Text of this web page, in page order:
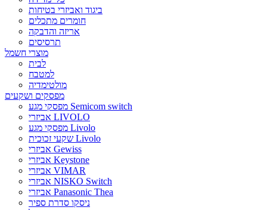
ביגוד ואביזרי בטיחות
חומרים מתכלים
אריזה והדבקה
תרסיסים
מוצרי חשמל
לבית
למטבח
מולטימדיה
מפסקים ושקעים
מפסקי מגע Semicom switch
אביזרי LIVOLO
מפסקי מגע Livolo
שקעי זכוכית Livolo
אביזרי Gewiss
אביזרי Keystone
אביזרי VIMAR
אביזרי NISKO Switch
אביזרי Panasonic Thea
ניסקו סדרת ספיר